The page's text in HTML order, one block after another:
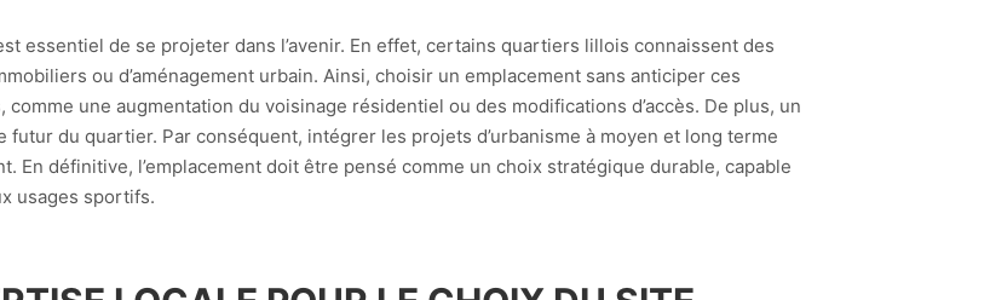
essentiel de se projeter dans l’avenir. En effet, certains quartiers lillois connaissent des
ou d’aménagement urbain. Ainsi, choisir un emplacement sans anticiper ces
une augmentation du voisinage résidentiel ou des modifications d’accès. De plus, un
du quartier. Par conséquent, intégrer les projets d’urbanisme à moyen et long terme
En définitive, l’emplacement doit être pensé comme un choix stratégique durable, capable
usages sportifs.